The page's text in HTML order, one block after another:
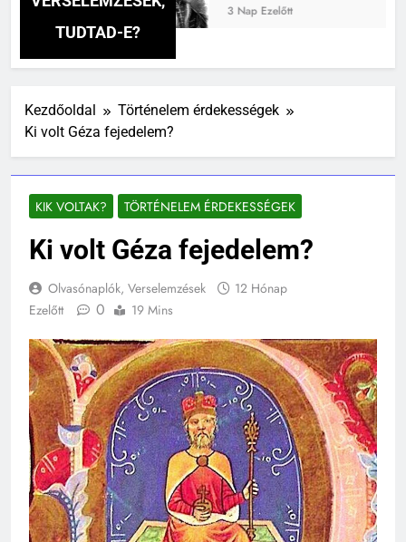
TUDTAD-E?
3 Nap Ezelőtt
Kezdőoldal
Történelem érdekességek
Ki volt Géza fejedelem?
KIK VOLTAK? TÖRTÉNELEM ÉRDEKESSÉGEK
Ki volt Géza fejedelem?
Olvasónaplók, Verselemzések
12 Hónap
Ezelőtt
0 19 Mins